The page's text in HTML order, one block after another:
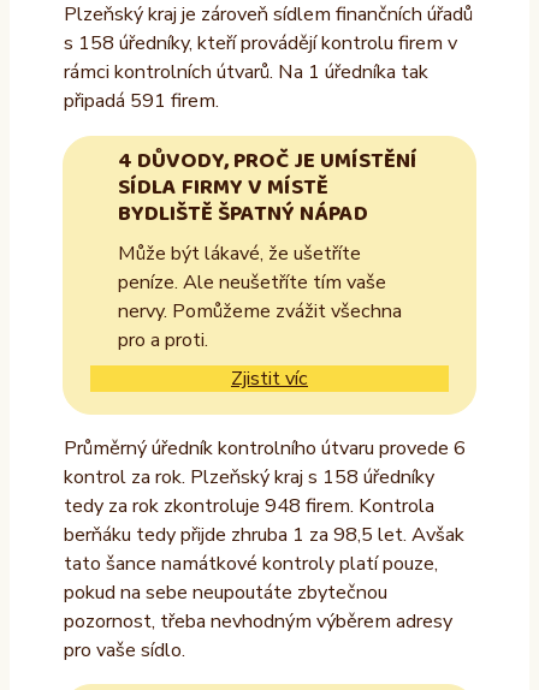
Plzeňský kraj je zároveň sídlem finančních úřadů
s 158 úředníky, kteří provádějí kontrolu firem v
rámci kontrolních útvarů. Na 1 úředníka tak
připadá 591 firem.
4 DŮVODY, PROČ JE UMÍSTĚNÍ
SÍDLA FIRMY V MÍSTĚ
BYDLIŠTĚ ŠPATNÝ NÁPAD
Může být lákavé, že ušetříte
peníze. Ale neušetříte tím vaše
nervy. Pomůžeme zvážit všechna
pro a proti.
Zjistit víc
Průměrný úředník kontrolního útvaru provede 6
kontrol za rok. Plzeňský kraj s 158 úředníky
tedy za rok zkontroluje 948 firem. Kontrola
berňáku tedy přijde zhruba 1 za 98,5 let. Avšak
tato šance namátkové kontroly platí pouze,
pokud na sebe neupoutáte zbytečnou
pozornost, třeba nevhodným výběrem adresy
pro vaše sídlo.